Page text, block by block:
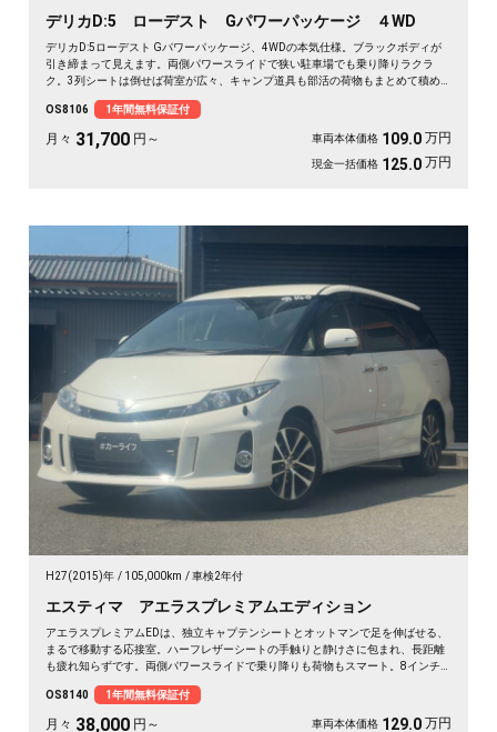
デリカD:5 ローデスト Gパワーパッケージ ４WD
デリカD:5ローデスト Gパワーパッケージ、4WDの本気仕様。ブラックボディが
引き締まって見えます。両側パワースライドで狭い駐車場でも乗り降りラクラ
ク。3列シートは倒せば荷室が広々、キャンプ道具も部活の荷物もまとめて積め
遠出も、これ一台で頼れる相棒に🚗✨💺🙌。安心して長く乗れる《1年保証付》で
す😊
OS8106 1年間無料保証付
月々 31,700 円～ 車両本体価格 109.0 万円
現金一括価格 125.0 万円
H27(2015)年 105,000km 車検2年付
エスティマ アエラスプレミアムエディション
アエラスプレミアムEDは、独立キャプテンシートとオットマンで足を伸ばせる、
まるで移動する応接室。ハーフレザーシートの手触りと静けさに包まれ、長距離
も疲れ知らずです。両側パワースライドで乗り降りも荷物もスマート。8インチ
パールの艶やかなボディが週末を格上げしてくれます。心地よさで選ぶなら《1
年保証付》💺✨🚗🎵💎
OS8140 1年間無料保証付
月々 38,000 円～ 車両本体価格 129.0 万円